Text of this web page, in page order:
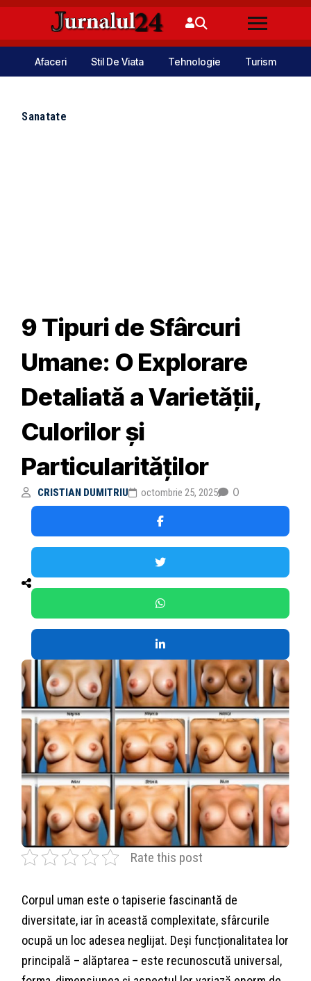
Afaceri Stil De Viata Tehnologie Turism
Sanatate
9 Tipuri de Sfârcuri
Umane: O Explorare
Detaliată a Varietății,
Culorilor și
Particularităților
CRISTIAN DUMITRIU octombrie 25, 2025 0
Rate this post
Corpul uman este o tapiserie fascinantă de
diversitate, iar în această complexitate, sfârcurile
ocupă un loc adesea neglijat. Deși funcționalitatea lor
principală – alăptarea – este recunoscută universal,